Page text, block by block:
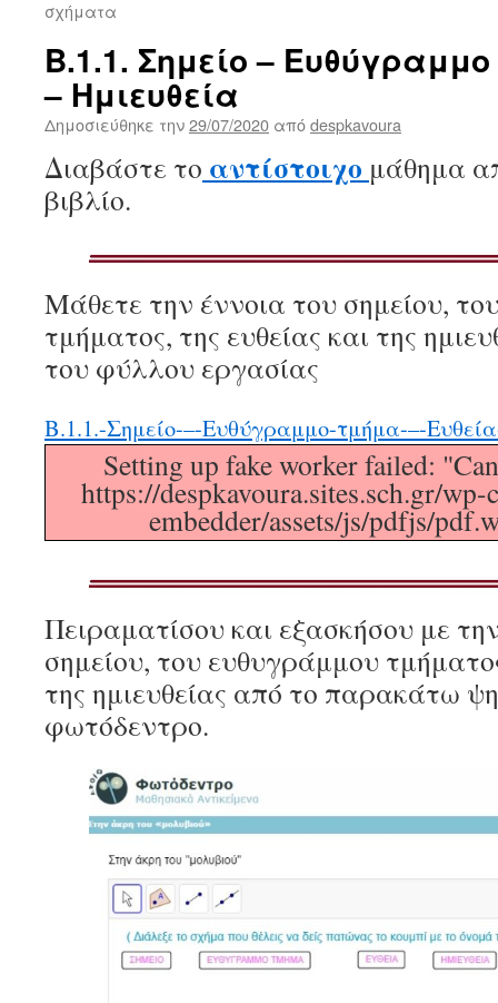
σχήματα
Β.1.1. Σημείο –
– Ημιευθεία
Δημοσιεύθηκε την29/07/2020 απόdespkavoura
Διαβάστε το αντίστοιχο μάθημα
βιβλίο.
Μάθετε την έννοια του σημείου,
τμήματος, της ευθείας και της
του φύλλου εργασίας
Β.1.1.-Σημείο-–-Ευθύγραμμο-τμήμα-–-
Setting up fake worker failed:
https://despkavoura.sites.sch.gr/
embedder/assets/js/pdfjs/
Πειραματίσου και εξασκήσου με
σημείου, του ευθυγράμμου
της ημιευθείας από το παρακάτω
φωτόδεντρο.